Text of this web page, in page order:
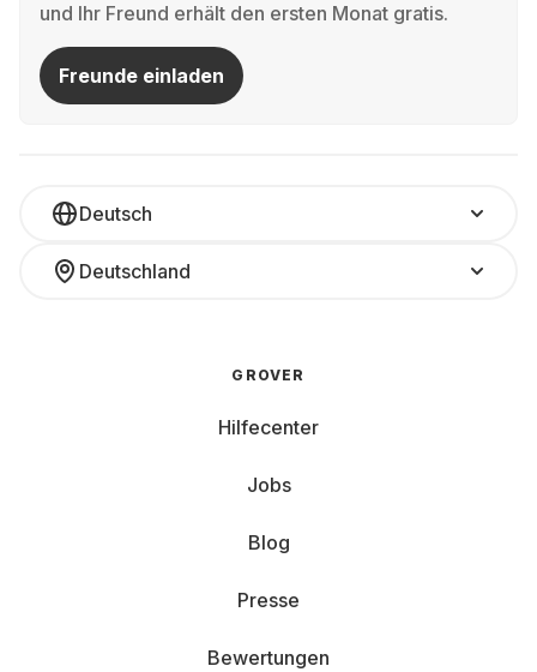
und Ihr Freund erhält den ersten Monat gratis.
Freunde einladen
Deutsch
Deutschland
GROVER
Hilfecenter
Jobs
Blog
Presse
Bewertungen